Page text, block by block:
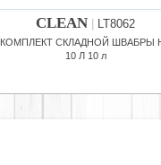
CLEAN LT8062
КОМПЛЕКТ СКЛАДНОЙ ШВАБРЫ
10 Л 10 л